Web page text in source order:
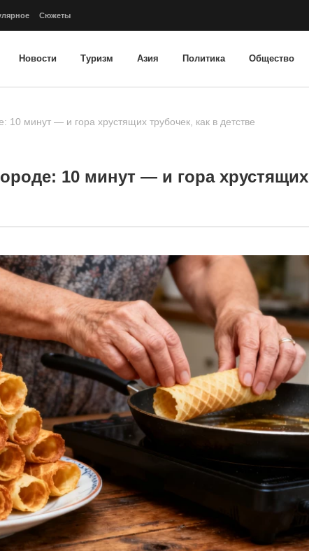
Сюжеты
Новости Туризм Азия Политика Общество
10 минут — и гора хрустящих трубочек, как в детстве
10 минут — и гора хрустящих